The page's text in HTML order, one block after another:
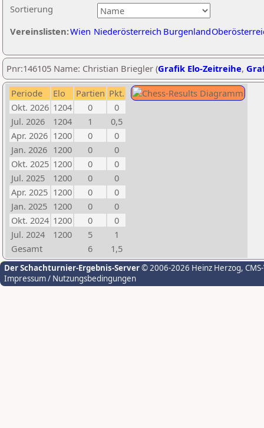
Sortierung
Vereinslisten:Wien Niederösterreich Burgenland
Pnr:146105 Name: Christian Briegler (Grafik Elo-Zeitreihe,
Periode Elo Partien Pkt.
Okt. 2026 1204 0
0
Jul. 2026
1204 1
0,5
Apr. 2026 1200 0
0
Jan. 2026 1200 0
0
Okt. 2025 1200 0
0
Jul. 2025
1200 0
0
Apr. 2025 1200 0
0
Jan. 2025 1200 0
0
Okt. 2024 1200 0
0
Jul. 2024
1200 5
1
Gesamt
6 1,5
Der Schachturnier-Ergebnis-Server© 2006-2026 Heinz Herzog,
Impressum / Nutzungsbedingungen